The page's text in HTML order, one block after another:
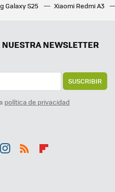
Protector es la nueva app que triunfa en EEUU: permite alquilar guardaespaldas armados y ya la llaman “Uber con armas"
Galaxy S25 Xiaomi Redmi A3
NEWSLETTER
SUSCRIBIR
política de privacidad